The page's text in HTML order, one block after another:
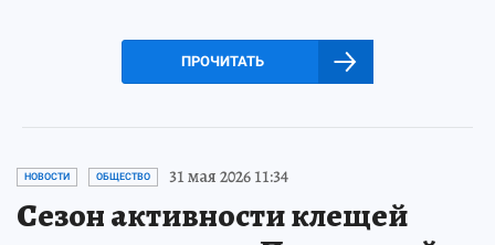
ПРОЧИТАТЬ
НОВОСТИ ОБЩЕСТВО 31 мая 2026 11:34
Сезон активности клещей